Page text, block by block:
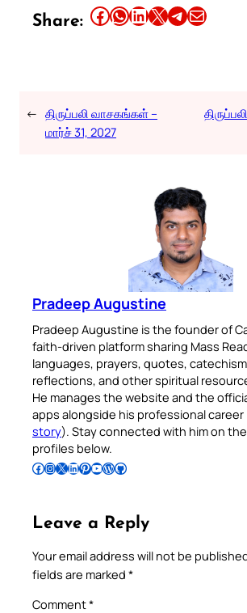
Share: Share this article on Facebook Share this article on WhatsApp Share this article on LinkedIn Share this article on X Share this article on TelegramEmail this Article
← திருப்பலி வாசகங்கள் –
மார்ச் 31, 2027
Pradeep Augustine
Pradeep Augustine is the founder of
faith-driven platform sharing Mass
languages, prayers, quotes,
reflections, and other spiritual
He manages the website and the
apps alongside his professional career
story). Stay connected with him on
profiles below.
Follow Pradeep on Facebook Follow Pradeep on InstagramFollow Pradeep on X Follow Pradeep on LinkedIn Follow Pradeep on Pinterest Subscribe to Pradeep’s Youtube Channel Follow Pradeep on WordPress Follow Pradeep on GitHub
Leave a Reply
Your email address will not be
fields are marked *
Comment*